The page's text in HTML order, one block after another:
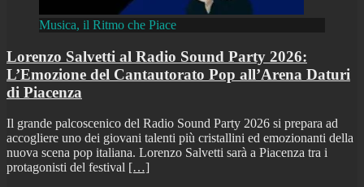
Musica, il Ritmo che Piace
Lorenzo Salvetti al Radio Sound Party 2026:
L’Emozione del Cantautorato Pop all’Arena Daturi
di Piacenza
Il grande palcoscenico del Radio Sound Party 2026 si prepara ad
accogliere uno dei giovani talenti più cristallini ed emozionanti della
nuova scena pop italiana. Lorenzo Salvetti sarà a Piacenza tra i
protagonisti del festival […]